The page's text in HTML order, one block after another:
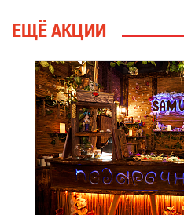
ЕЩЁ АК­ЦИИ